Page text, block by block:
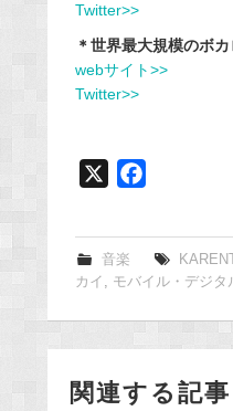
Twitter>>
＊世界最大規模のボ
webサイト>>
Twitter>>
e
b
o
o
音楽
カイ , モバイル・デジタ
関連する記事